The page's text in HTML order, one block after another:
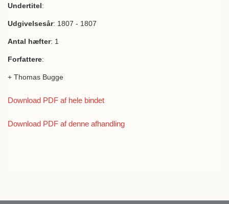
Undertitel:
Udgivelsesår: 1807 - 1807
Antal hæfter: 1
Forfattere:
+ Thomas Bugge
Download PDF af hele bindet
Download PDF af denne afhandling